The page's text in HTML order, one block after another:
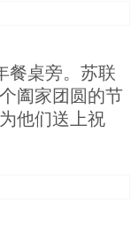
餐桌旁。苏联
阖家团圆的节
他们送上祝